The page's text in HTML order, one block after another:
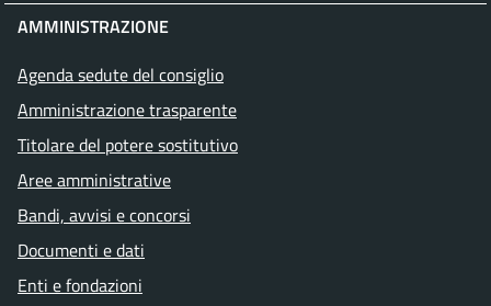
AMMINISTRAZIONE
Agenda sedute del consiglio
Amministrazione trasparente
Titolare del potere sostitutivo
Aree amministrative
Bandi, avvisi e concorsi
Documenti e dati
Enti e fondazioni